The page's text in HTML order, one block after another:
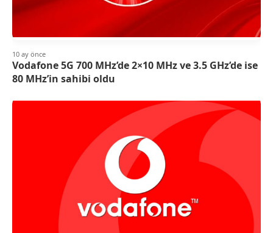
10 ay önce
Vodafone 5G 700 MHz’de 2×10 MHz ve 3.5 GHz’de ise
80 MHz’in sahibi oldu